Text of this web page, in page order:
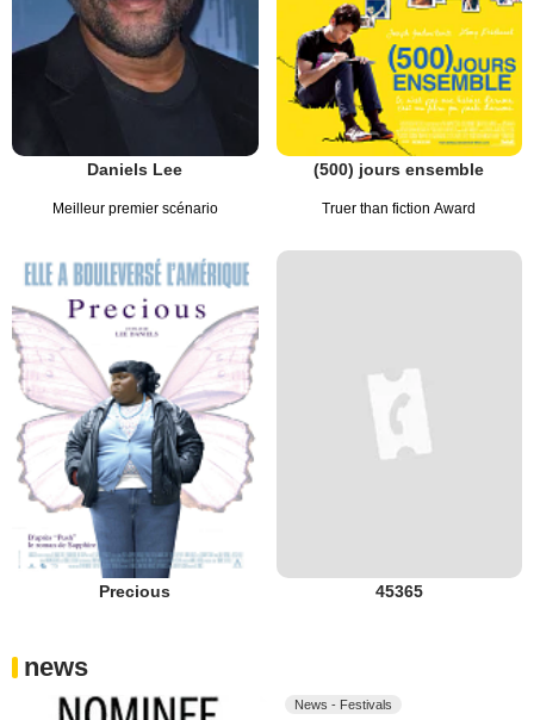
Daniels Lee (500) jours ensemble
Meilleur premier scénario
Precious
Truer than fiction Award
45365
news
News - Festivals